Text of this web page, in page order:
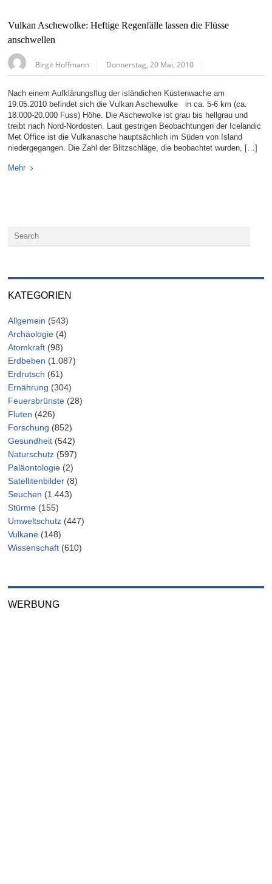
Vulkan Aschewolke: Heftige Regenfälle lassen die Flüsse
anschwellen
Birgit Hoffmann Donnerstag, 20 Mai, 2010
Nach einem Aufklärungsflug der isländichen Küstenwache am
19.05.2010 befindet sich die Vulkan Aschewolke in ca. 5-6 km (ca.
18.000-20.000 Fuss) Höhe. Die Aschewolke ist grau bis hellgrau und
treibt nach Nord-Nordosten. Laut gestrigen Beobachtungen der Icelandic
Met Office ist die Vulkanasche hauptsächlich im Süden von Island
niedergegangen. Die Zahl der Blitzschläge, die beobachtet wurden, […]
Mehr
KATEGORIEN
Allgemein (543)
Archäologie (4)
Atomkraft (98)
Erdbeben (1.087)
Erdrutsch (61)
Ernährung (304)
Feuersbrünste (28)
Fluten (426)
Forschung (852)
Gesundheit (542)
Naturschutz (597)
Paläontologie (2)
Satellitenbilder (8)
Seuchen (1.443)
Stürme (155)
Umweltschutz (447)
Vulkane (148)
Wissenschaft (610)
WERBUNG